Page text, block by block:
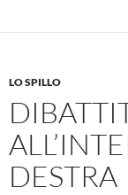
LO SPILLO
DESTRA